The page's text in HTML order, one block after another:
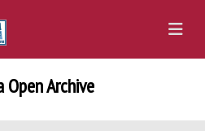
Open Archive